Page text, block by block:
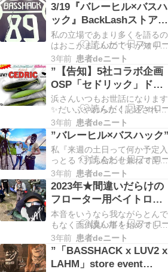
3/19『バレーヒル×バスハ
ック』BackLashストアイ
ベント
私の立場であまり多くを語るの
はおこがましいのですが知り合
って間もない頃、バスハック
(以下 ハク男くん)に数多くの大
見得をきった事がある。自分の
特技？が他人のふんどしで相撲
をとる・・・。いわゆる他力本
願であり、自分自身には何も無
いものの有難いことに周りの友
人知人に恵まれてるおかげ…
3年前 患者deニート
”【告知】5社コラボ企画
OSP「セドリック」ドラ
イブシャッド4インチ”
浜さんいつもお世話になります
✨だいぶやわらかく記述されて
ますが概ね合ってると思います
ｗちなみにカラー名の『セドリ
ック』に関しては『2秒』で決
定し、背中が緑で・・・はあく
まで苦しまぎれな後付けでござ
いますｗ大切なのはまずアング
ラーの皆さんに『使ってみた
い』と思っていただけるかど
う…
3年前 患者deニート
”バレーヒル×バスハック”
私『来週の土日って何か予定入
っとる？打ち合わせ兼ねて琵琶
湖方面行こか思って・・・。』
ハク男『私、予定たてれへんか
ら直近電話もろて同じことゆー
てもーてええですぅ？』時は流
れ、前日の金曜夜に電話すると
ハク男『あ、明日ですか！？急
っすね！何しに来はる感じっす
か！？』私『・・・( ´•…
3年前 患者deニート
2023年★間違いだらけの
フローター用ベイトロッ
ド選び VOL,3
本音をいうなら我ながらとんで
もなく面倒臭い事を始めてしま
ったと後悔しています・・・(
´•ω•` ) またコレは更新頻度が絶
望的な私の責任ですがフロータ
ーにオススメなバス用6フィー
3年前 患者deニート
”「BASSHACK x LUV2 x
LAHM」store event